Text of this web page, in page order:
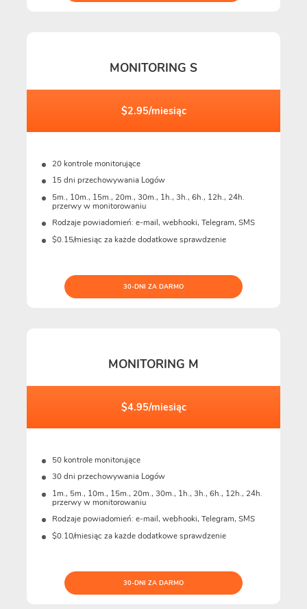
MONITORING S
$2.95/miesiąc
20 kontrole monitorujące
15 dni przechowywania Logów
5m., 10m., 15m., 20m., 30m., 1h., 3h., 6h., 12h., 24h.
przerwy w monitorowaniu
Rodzaje powiadomień: e-mail, webhooki, Telegram, SMS
$0.15/miesiąc za każde dodatkowe sprawdzenie
30-DNI ZA DARMO
MONITORING M
$4.95/miesiąc
50 kontrole monitorujące
30 dni przechowywania Logów
1m., 5m., 10m., 15m., 20m., 30m., 1h., 3h., 6h., 12h., 24h.
przerwy w monitorowaniu
Rodzaje powiadomień: e-mail, webhooki, Telegram, SMS
$0.10/miesiąc za każde dodatkowe sprawdzenie
30-DNI ZA DARMO